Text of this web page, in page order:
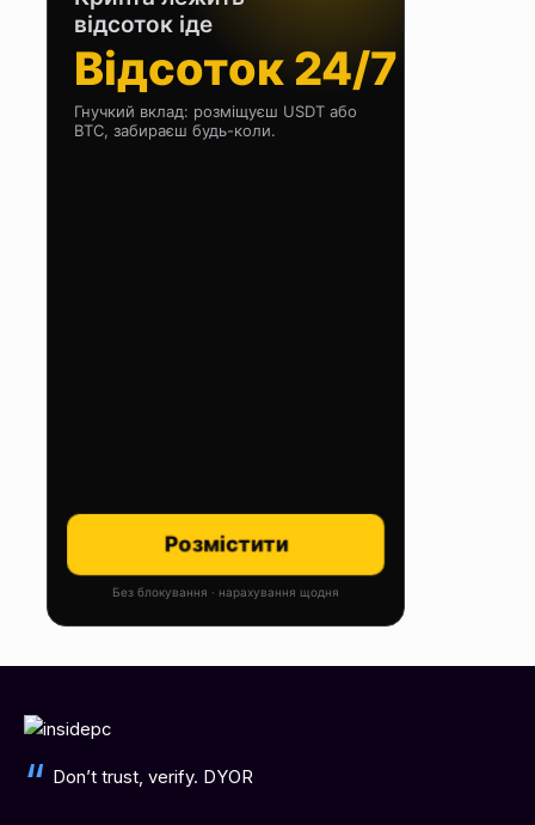
відсоток іде
Відсоток 24/7
Гнучкий вклад: розміщуєш USDT або
BTC, забираєш будь-коли.
Розмістити
Без блокування · нарахування щодня
Don’t trust, verify. DYOR